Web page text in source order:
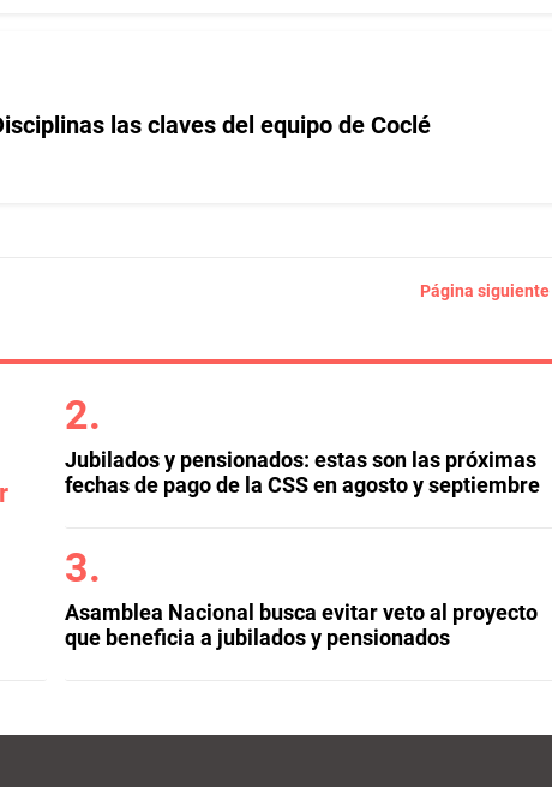
las claves del equipo de Coclé
Página siguiente
Jubilados y pensionados: estas son las próximas
fechas de pago de la CSS en agosto y septiembre
Asamblea Nacional busca evitar veto al proyecto
que beneficia a jubilados y pensionados